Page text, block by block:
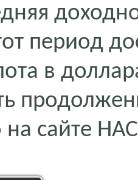
период
в
на сайте